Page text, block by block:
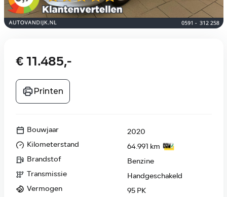
€ 11.485,-
Printen
Bouwjaar
2020
Kilometerstand
64.991 km
Brandstof
Benzine
Transmissie
Handgeschakeld
Vermogen
95 PK